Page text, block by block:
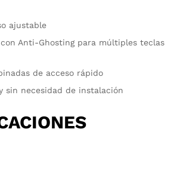
ajustable
Anti-Ghosting para múltiples teclas
de acceso rápido
sin necesidad de instalación